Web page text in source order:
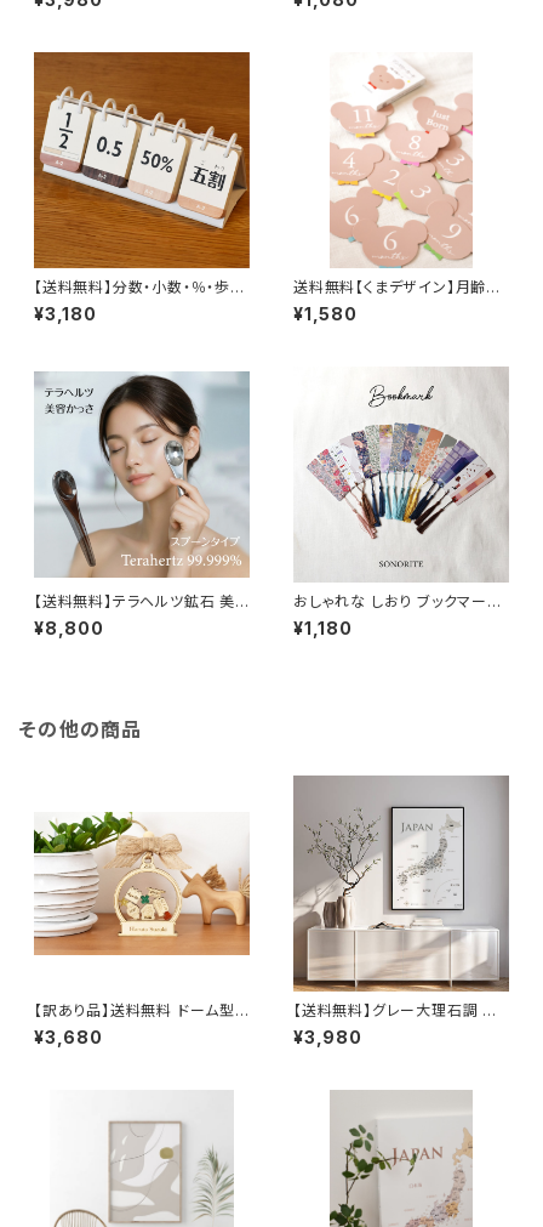
テリア 北欧 おしゃれ ョンカード 知育 ソノリテ
【送料無料】分数・小数・％・歩合
が一目でわかる知育カード♪ 算
数 数学 卓上 万年使える 1年 イ
¥3,180
送料無料【くまデザイン】月齢カ
ード 誕生日カード 成長記録 0
ヶ月〜98歳 マンスリーカード
¥1,580
【送料無料】テラヘルツ鉱石 美
容かっさ 巡り ~Meguri~ スプ
ーン型フェイスケア マッサージ
¥8,800
おしゃれな しおり ブックマーカ
ー ブックマーク 栞 北欧 全8
種類 本 ソノリテ
¥1,180
その他の商品
【訳あり品】送料無料 ドーム型
誕生オーナメント クリスマス ギ
フト 誕生祝い 出産祝い メモリア
¥3,680
【送料無料】グレー大理石調 日
本地図 【受注生産】インテリアに
おしゃれな ポスターA2/A1サイ
¥3,980